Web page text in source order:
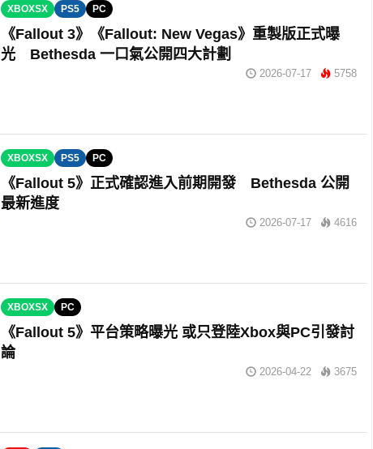
XBOXSX PS5 PC
《Fallout 3》《Fallout: New Vegas》重製版正式曝
光 Bethesda 一口氣公開四大計劃
2026-07-17 5758
XBOXSX PS5 PC
《Fallout 5》正式確認進入前期開發 Bethesda 公開
最新進度
2026-07-17 4616
XBOXSX PC
《Fallout 5》平台策略曝光 或只登陸Xbox與PC引發討
論
2026-04-22 3675